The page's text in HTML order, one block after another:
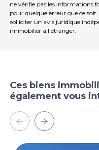
ne vérifie pas les informations
pour quelque erreur que ce
solliciter un avis juridique
immobilier à l'étranger.
Ces biens
également vous